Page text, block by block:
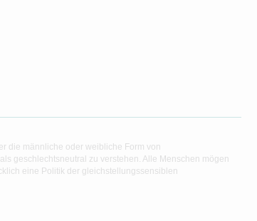
die männliche oder weibliche Form von
geschlechtsneutral zu verstehen. Alle Menschen mögen
eine Politik der gleichstellungssensiblen